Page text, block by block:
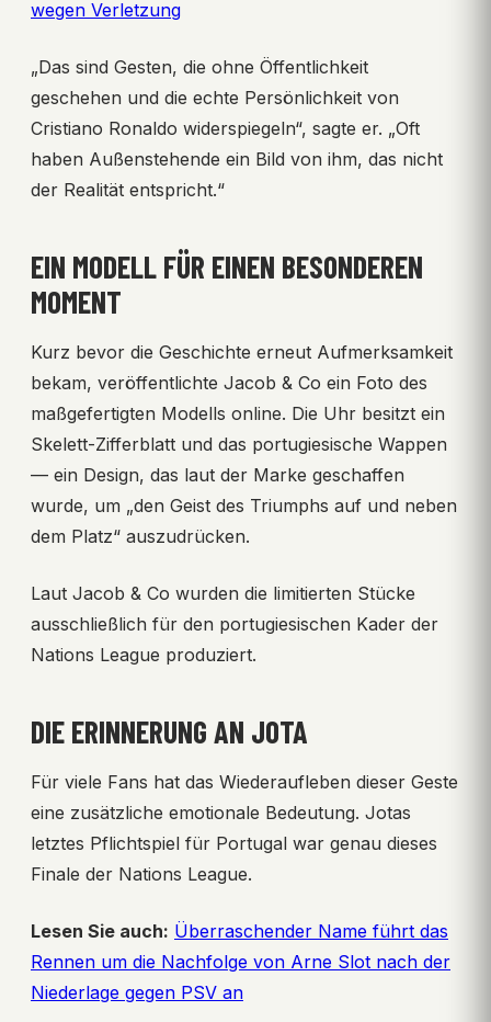
wegen Verletzung
„Das sind Gesten, die ohne Öffentlichkeit
geschehen und die echte Persönlichkeit von
Cristiano Ronaldo widerspiegeln“, sagte er. „Oft
haben Außenstehende ein Bild von ihm, das nicht
der Realität entspricht.“
EIN MODELL FÜR EINEN BESONDEREN
MOMENT
Kurz bevor die Geschichte erneut Aufmerksamkeit
bekam, veröffentlichte Jacob & Co ein Foto des
maßgefertigten Modells online. Die Uhr besitzt ein
Skelett-Zifferblatt und das portugiesische Wappen
— ein Design, das laut der Marke geschaffen
wurde, um „den Geist des Triumphs auf und neben
dem Platz“ auszudrücken.
Laut Jacob & Co wurden die limitierten Stücke
ausschließlich für den portugiesischen Kader der
Nations League produziert.
DIE ERINNERUNG AN JOTA
Für viele Fans hat das Wiederaufleben dieser Geste
eine zusätzliche emotionale Bedeutung. Jotas
letztes Pflichtspiel für Portugal war genau dieses
Finale der Nations League.
Lesen Sie auch: Überraschender Name führt das
Rennen um die Nachfolge von Arne Slot nach der
Niederlage gegen PSV an